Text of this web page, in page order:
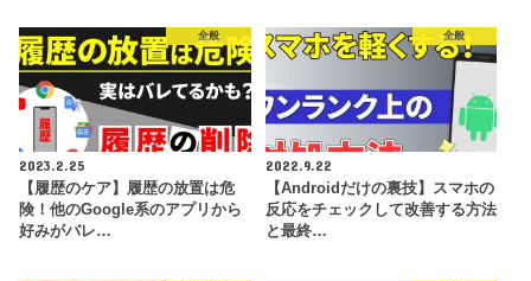
全般
2023.2.25
【履歴のケア】履歴の放置は危
険！他のGoogle系のアプリから
好みがバレ…
全般
2022.9.22
【Androidだけの裏技】スマホの
反応をチェックして改善する方法
と最終…